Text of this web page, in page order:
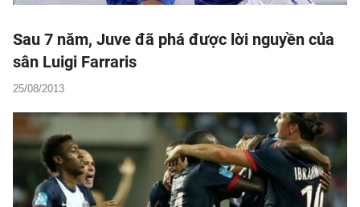
Sau 7 năm, Juve đã phá được lời nguyền của
sân Luigi Farraris
25/08/2013